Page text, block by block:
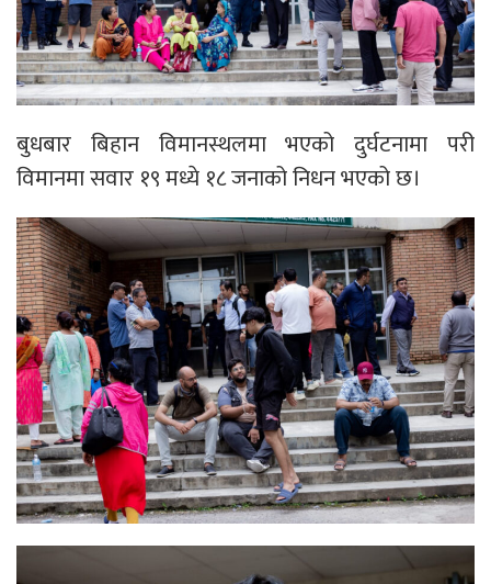
बुधबार बिहान विमानस्थलमा भएको दुर्घटनामा परी
विमानमा सवार १९ मध्ये १८ जनाको निधन भएको छ।